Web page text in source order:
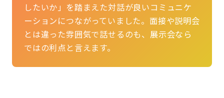
したいか」を踏まえた対話が良いコミュニケ
ーションにつながっていました。面接や説明会
とは違った雰囲気で話せるのも、展示会なら
ではの利点と言えます。